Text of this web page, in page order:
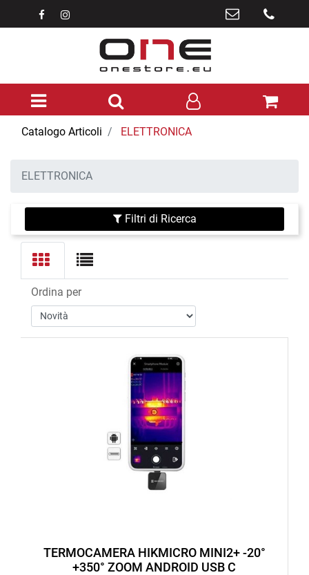
Open menu
Catalogo Articoli ELETTRONICA
ELETTRONICA
Filtri di Ricerca
Ordina per
TERMOCAMERA HIKMICRO MINI2+ -20°
+350° ZOOM ANDROID USB C